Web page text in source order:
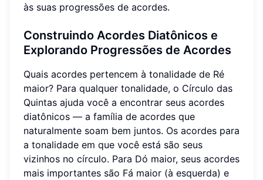
às suas progressões de acordes.
Construindo Acordes Diatônicos e
Explorando Progressões de Acordes
Quais acordes pertencem à tonalidade de Ré
maior? Para qualquer tonalidade, o Círculo das
Quintas ajuda você a encontrar seus acordes
diatônicos — a família de acordes que
naturalmente soam bem juntos. Os acordes para
a tonalidade em que você está são seus
vizinhos no círculo. Para Dó maior, seus acordes
mais importantes são Fá maior (à esquerda) e